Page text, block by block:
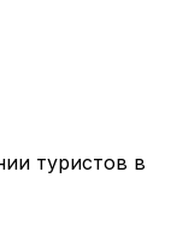
туристов в